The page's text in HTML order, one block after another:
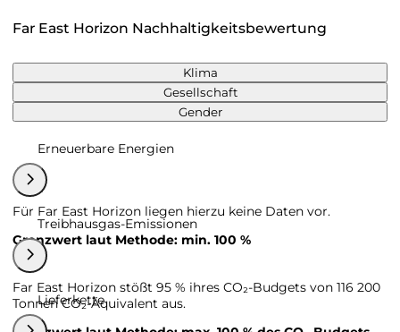
Far East Horizon Nachhaltigkeitsbewertung
Klima
Gesellschaft
Gender
Erneuerbare Energien
Für Far East Horizon liegen hierzu keine Daten vor.
Grenzwert laut Methode: min. 100 %
Treibhausgas-Emissionen
Far East Horizon stößt 95 % ihres CO₂-Budgets von 116 200
Tonnen CO₂-Äquivalent aus.
Lieferkette